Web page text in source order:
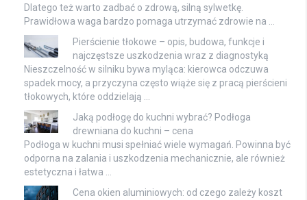
Dlatego też warto zadbać o zdrową, silną sylwetkę.
Prawidłowa waga bardzo pomaga utrzymać zdrowie na …
Pierścienie tłokowe – opis, budowa, funkcje i
najczęstsze uszkodzenia wraz z diagnostyką
Nieszczelność w silniku bywa myląca: kierowca odczuwa
spadek mocy, a przyczyna często wiąże się z pracą pierścieni
tłokowych, które oddzielają …
Jaką podłogę do kuchni wybrać? Podłoga
drewniana do kuchni – cena
Podłoga w kuchni musi spełniać wiele wymagań. Powinna być
odporna na zalania i uszkodzenia mechanicznie, ale również
estetyczna i łatwa …
Cena okien aluminiowych: od czego zależy koszt